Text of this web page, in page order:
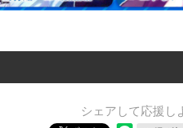
シェアして応援し